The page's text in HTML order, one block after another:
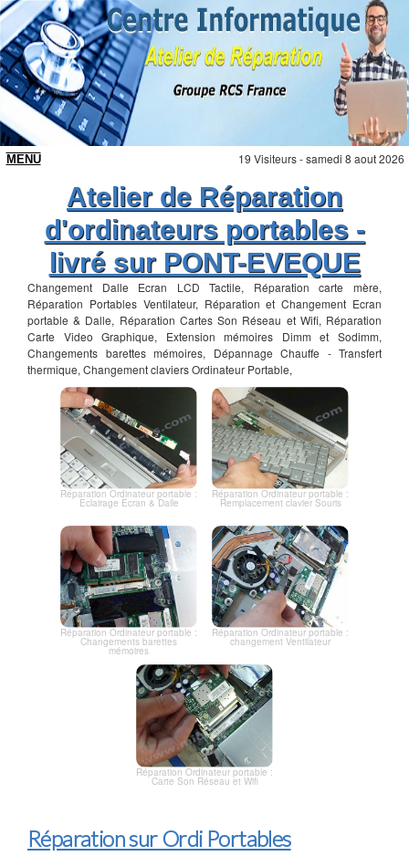
19 Visiteurs - samedi 8 aout 2026
Atelier de Réparation
d'ordinateurs portables -
livré sur PONT-EVEQUE
Changement Dalle Ecran LCD Tactile, Réparation carte mère,
Réparation Portables Ventilateur, Réparation et Changement Ecran
portable & Dalle, Réparation Cartes Son Réseau et Wifi, Réparation
Carte Video Graphique, Extension mémoires Dimm et Sodimm,
Changements barettes mémoires, Dépannage Chauffe - Transfert
thermique, Changement claviers Ordinateur Portable,
Réparation Ordinateur portable :
Eclairage Ecran & Dalle
Réparation Ordinateur portable :
Remplacement clavier Souris
Réparation Ordinateur portable :
Changements barettes
mémoires
Réparation Ordinateur portable :
changement Ventilateur
Réparation Ordinateur portable :
Carte Son Réseau et Wifi
Réparation sur Ordi Portables